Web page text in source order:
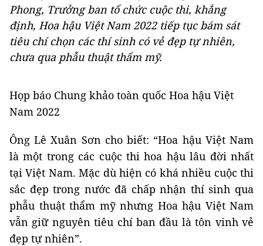
Phong, Trưởng ban tổ chức cuộc thi, khẳng
định, Hoa hậu Việt Nam 2022 tiếp tục bám sát
tiêu chí chọn các thí sinh có vẻ đẹp tự nhiên,
chưa qua phẫu thuật thẩm mỹ.
Họp báo Chung khảo toàn quốc Hoa hậu Việt
Nam 2022
Ông Lê Xuân Sơn cho biết: “Hoa hậu Việt Nam
là một trong các cuộc thi hoa hậu lâu đời nhất
tại Việt Nam. Mặc dù hiện có khá nhiều cuộc thi
sắc đẹp trong nước đã chấp nhận thí sinh qua
phẫu thuật thẩm mỹ nhưng Hoa hậu Việt Nam
vẫn giữ nguyên tiêu chí ban đầu là tôn vinh vẻ
đẹp tự nhiên”.